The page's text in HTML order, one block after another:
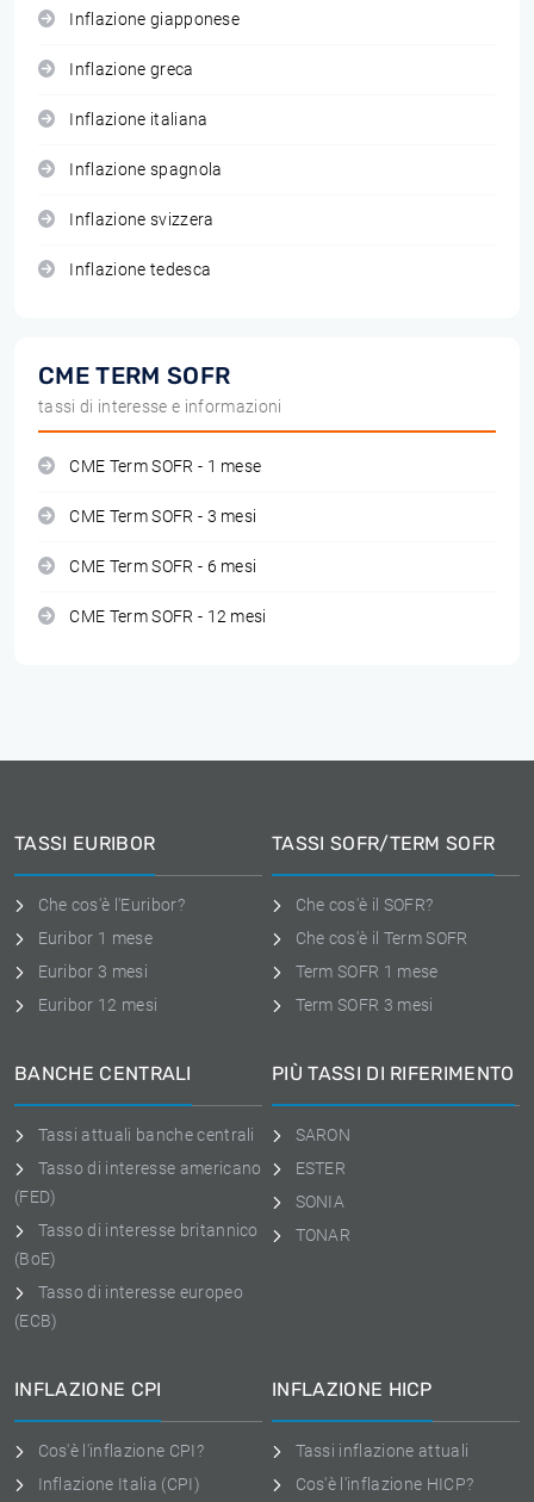
Inflazione giapponese
Inflazione greca
Inflazione italiana
Inflazione spagnola
Inflazione svizzera
Inflazione tedesca
CME TERM SOFR
tassi di interesse e informazioni
CME Term SOFR - 1 mese
CME Term SOFR - 3 mesi
CME Term SOFR - 6 mesi
CME Term SOFR - 12 mesi
TASSI EURIBOR
Che cos'è l'Euribor?
Euribor 1 mese
Euribor 3 mesi
Euribor 12 mesi
TASSI SOFR/TERM SOFR
Che cos'è il SOFR?
Che cos'è il Term SOFR
Term SOFR 1 mese
Term SOFR 3 mesi
BANCHE CENTRALI
Tassi attuali banche centrali
Tasso di interesse americano
(FED)
Tasso di interesse britannico
(BoE)
Tasso di interesse europeo
(ECB)
PIÙ TASSI DI RIFERIMENTO
SARON
ESTER
SONIA
TONAR
INFLAZIONE CPI
Cos'è l'inflazione CPI?
Inflazione Italia (CPI)
INFLAZIONE HICP
Tassi inflazione attuali
Cos'è l'inflazione HICP?